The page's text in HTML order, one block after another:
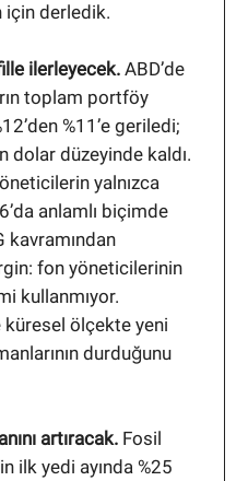
derledik.
ilerleyecek. ABD’de
toplam portföy
%11’e geriledi;
dolar düzeyinde kaldı.
yalnızca
anlamlı biçimde
kavramından
fon yöneticilerinin
kullanmıyor.
ölçekte yeni
durduğunu
artıracak. Fosil
ilk yedi ayında %25